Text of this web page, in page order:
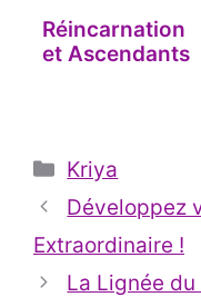
Réincarnation
et Ascendants
Catégories
Kriya
Développez
Extraordinaire !
La Lignée